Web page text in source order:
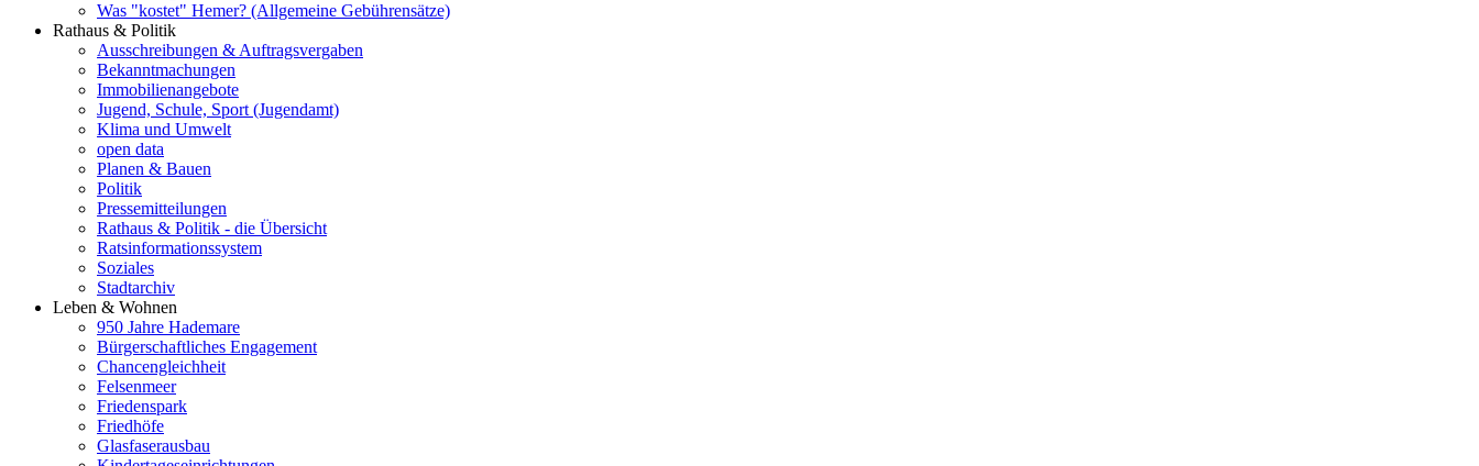
Was "kostet" Hemer? (Allgemeine Gebührensätze)
Rathaus & Politik
Ausschreibungen & Auftragsvergaben
Bekanntmachungen
Immobilienangebote
Jugend, Schule, Sport (Jugendamt)
Klima und Umwelt
open data
Planen & Bauen
Politik
Pressemitteilungen
Rathaus & Politik - die Übersicht
Ratsinformationssystem
Soziales
Stadtarchiv
Leben & Wohnen
950 Jahre Hademare
Bürgerschaftliches Engagement
Chancengleichheit
Felsenmeer
Friedenspark
Friedhöfe
Glasfaserausbau